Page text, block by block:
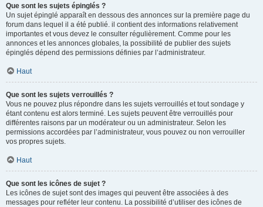
Que sont les sujets épinglés ?
Un sujet épinglé apparaît en dessous des annonces sur la première page du
forum dans lequel il a été publié. il contient des informations relativement
importantes et vous devez le consulter régulièrement. Comme pour les
annonces et les annonces globales, la possibilité de publier des sujets
épinglés dépend des permissions définies par l’administrateur.
Haut
Que sont les sujets verrouillés ?
Vous ne pouvez plus répondre dans les sujets verrouillés et tout sondage y
étant contenu est alors terminé. Les sujets peuvent être verrouillés pour
différentes raisons par un modérateur ou un administrateur. Selon les
permissions accordées par l’administrateur, vous pouvez ou non verrouiller
vos propres sujets.
Haut
Que sont les icônes de sujet ?
Les icônes de sujet sont des images qui peuvent être associées à des
messages pour refléter leur contenu. La possibilité d’utiliser des icônes de